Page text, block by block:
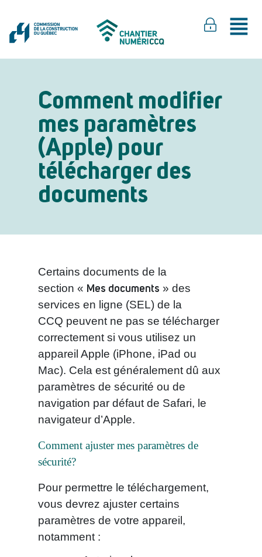
Comment modifier
mes paramètres
(Apple) pour
télécharger des
documents
Certains documents de la
section « Mes documents » des
services en ligne (SEL) de la
CCQ peuvent ne pas se télécharger
correctement si vous utilisez un
appareil Apple (iPhone, iPad ou
Mac). Cela est généralement dû aux
paramètres de sécurité ou de
navigation par défaut de Safari, le
navigateur d’Apple.
Comment ajuster mes paramètres de
sécurité?
Pour permettre le téléchargement,
vous devrez ajuster certains
paramètres de votre appareil,
notamment :